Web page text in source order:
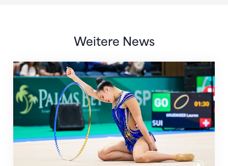
Weitere News
Nächster Halt: Weltmeisterschaft